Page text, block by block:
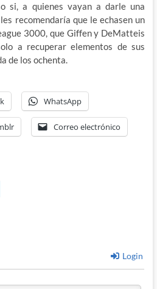
si, a quienes vayan a darle una
recomendaría que le echasen un
3000, que Giffen y DeMatteis
a recuperar elementos de sus
de los ochenta.
WhatsApp
Correo electrónico
Login